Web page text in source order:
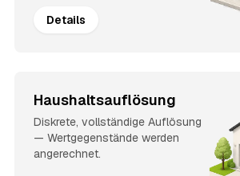
Details
Haushaltsauflösung
Diskrete, vollständige Auflösung
— Wertgegenstände werden
angerechnet.